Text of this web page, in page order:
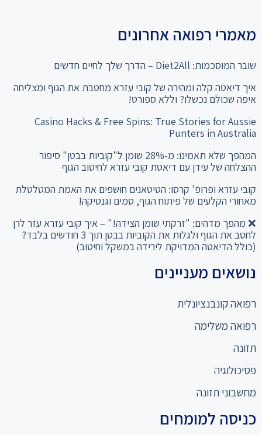
מאמרי רפואה אחרונים
שובר המוסכמות: Diet2All – הדרך שלך לחיים חדשים
איך דיאטה קלה ומהירה של קובי עזרא מחטבת את הגוף ומצליחה
איפה שכולם נכשלו? וללא ספורט!
Casino Hacks & Free Spins: True Stories for Aussie
Punters in Australia
המהפך שלא תאמינו: מ-28% שומן ל"קוביות בבטן" סיפור
ההצלחה של עידן עם דיאטת קובי עזרא לחיטוב הגוף
קובי עזרא ופרופ' קרסו: הטיטאנים חושפים את האמת המטלטלת
מאחורי הקלעים של פיתוח הגוף, סמים וגנטיקה!
❌ מהפך מדהים: "זרקתי שומן הצידה!" – איך קובי עזרא עזר לרן
לחטב את הגוף ולגלות את הקוביות בבטן תוך 3 חודשים בלבד?
(כולל הדיאטה המדויקת לירידה במשקל וחיטוב)
נושאים מעניינים
רפואה קונבנציונלית
רפואה משלימה
תזונה
פסיכולוגיה
מחשבוני תזונה
כניסה למומחים